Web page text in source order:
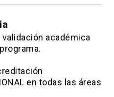
validación académica
en todas las áreas